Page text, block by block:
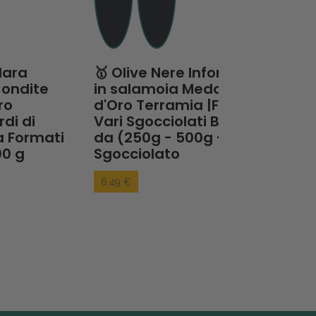
🥇 Olive Nere Infornate
in salamoia Medaglia
d'Oro Terramia |Formati
Vari Sgocciolati Busta
da (250g - 500g - 1kg)
Sgocciolato